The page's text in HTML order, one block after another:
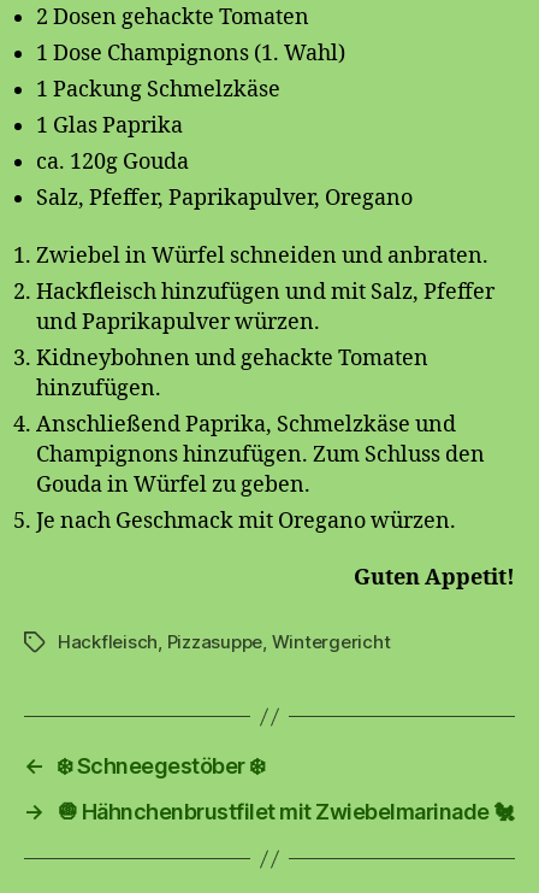
2 Dosen gehackte Tomaten
1 Dose Champignons (1. Wahl)
1 Packung Schmelzkäse
1 Glas Paprika
ca. 120g Gouda
Salz, Pfeffer, Paprikapulver, Oregano
Zwiebel in Würfel schneiden und anbraten.
Hackfleisch hinzufügen und mit Salz, Pfeffer
und Paprikapulver würzen.
Kidneybohnen und gehackte Tomaten
hinzufügen.
Anschließend Paprika, Schmelzkäse und
Champignons hinzufügen. Zum Schluss den
Gouda in Würfel zu geben.
Je nach Geschmack mit Oregano würzen.
Guten Appetit!
Schlagwörter
Hackfleisch, Pizzasuppe, Wintergericht
←
❄️ Schneegestöber ❄️
→
🧅 Hähnchenbrustfilet mit Zwiebelmarinade 🐔